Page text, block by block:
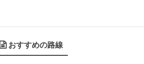
おすすめの路線